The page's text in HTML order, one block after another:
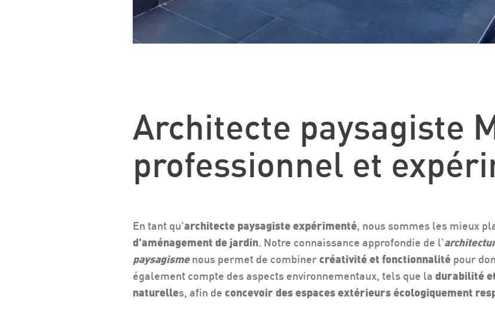
Architecte paysagiste
professionnel et
En tant qu'architecte paysagiste expérimenté, nous sommes les mieux
d'aménagement de jardin. Notre connaissance approfondie de l'
paysagismenous permet de combinercréativité et fonctionnalité pour
également compte des aspects environnementaux, tels que la durabilité
naturelles, afin de concevoir des espaces extérieurs écologiquement